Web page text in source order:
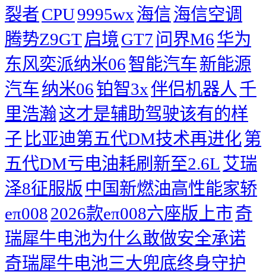
裂者CPU9995wx海信海信空调
腾势Z9GT启境GT7 问界M6华为
东风奕派纳米06智能汽车新能源
汽车纳米06铂智3x伴侣机器人 千
里浩瀚这才是辅助驾驶该有的样
子 比亚迪第五代DM技术再进化第
五代DM亏电油耗刷新至2.6L 艾瑞
泽8征服版 中国新燃油高性能家轿
eπ0082026款eπ008六座版上市奇
瑞犀牛电池为什么敢做安全承诺
奇瑞犀牛电池三大兜底终身守护